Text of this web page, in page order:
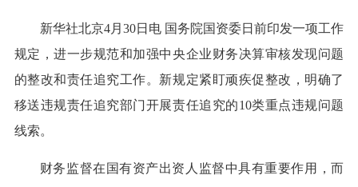
新华社北京4月30日电 国务院国资委日前印发一项工作
规定，进一步规范和加强中央企业财务决算审核发现问题
的整改和责任追究工作。新规定紧盯顽疾促整改，明确了
移送违规责任追究部门开展责任追究的10类重点违规问题
线索。
财务监督在国有资产出资人监督中具有重要作用，而